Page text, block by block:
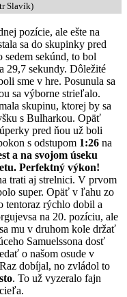
Slavík)
pozície, ale ešte na
sa do skupinky pred
sekúnd, to bol
29,7 sekundy. Dôležité
sme v hre. Posunula sa
sa výborne strieľalo.
skupinu, ktorej by sa
s Bulharkou. Opäť
pred ňou už boli
s odstupom 1:26 na
a na svojom úseku
Perfektný výkon!
trati aj strelnici. V prvom
super. Opäť v ľahu zo
tentoraz rýchlo dobil a
na 20. pozíciu, ale
mu v druhom kole držať
Samuelssona dosť
o našom osude v
dobíjal, no zvládol to
. To už vyzeralo fajn